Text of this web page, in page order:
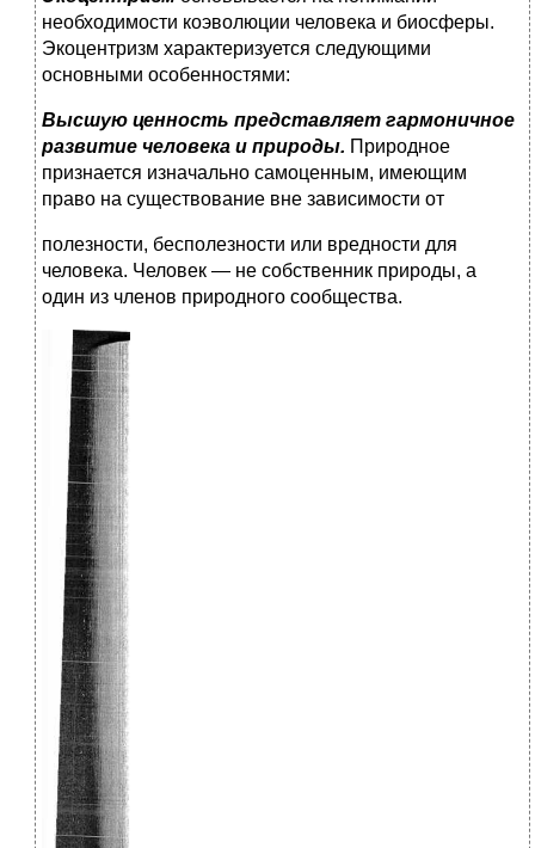
необходимости коэволюции человека и биосферы.
Экоцентризм характеризу­ется следующими
основными особенностями:
Высшую ценность представляет гармоничное
развитие че­ловека и природы. Природное
признается изначально самоцен­ным, имеющим
право на существование вне зависимости от
полезности, бесполезности или вредности для
человека. Чело­век — не собственник природы, а
один из членов природного сообщества.